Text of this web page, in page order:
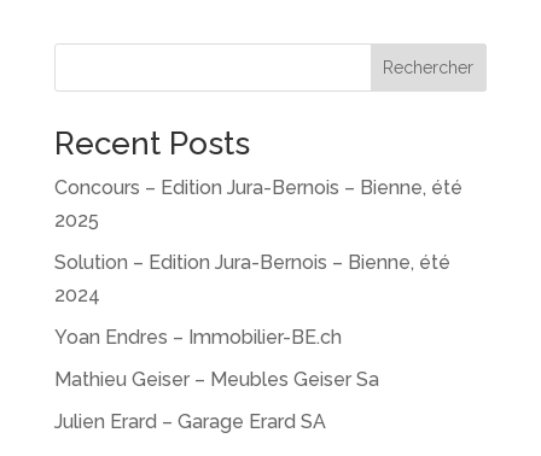
Rechercher
Recent Posts
Concours – Edition Jura-Bernois – Bienne, été
2025
Solution – Edition Jura-Bernois – Bienne, été
2024
Yoan Endres – Immobilier-BE.ch
Mathieu Geiser – Meubles Geiser Sa
Julien Erard – Garage Erard SA